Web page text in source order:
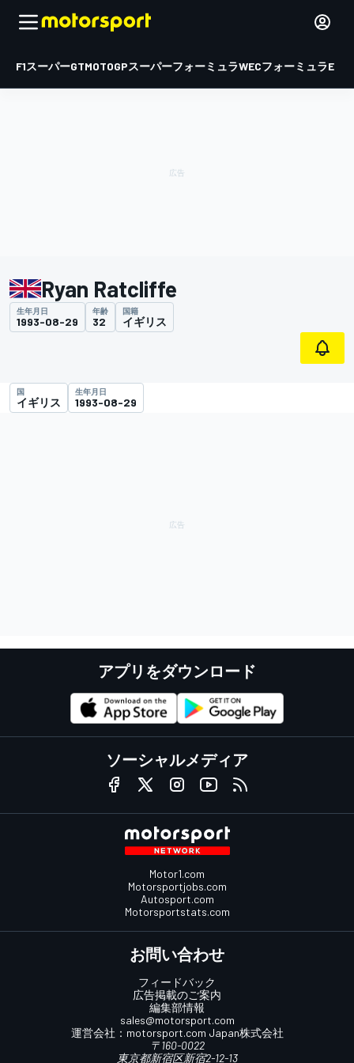
F1スーパーGTMOTOGPスーパーフォーミュラWECフォーミュラE
Ryan Ratcliffe
生年月日
1993-08-29
年齢
32
国籍
イギリス
国
イギリス
生年月日
1993-08-29
アプリをダウンロード
ソーシャルメディア
Motor1.com
Motorsportjobs.com
Autosport.com
Motorsportstats.com
お問い合わせ
フィードバック
広告掲載のご案内
編集部情報
sales@motorsport.com
運営会社： motorsport.com Japan株式会社
〒160-0022
東京都新宿区新宿2-12-13